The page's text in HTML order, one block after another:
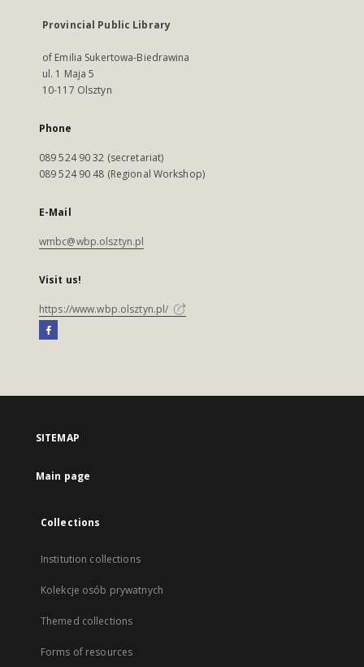
Provincial Public Library
of Emilia Sukertowa-Biedrawina
ul. 1 Maja 5
10-117 Olsztyn
Phone
089 524 90 32 (secretariat)
089 524 90 48 (Regional Workshop)
E-Mail
wmbc@wbp.olsztyn.pl
Visit us!
https://www.wbp.olsztyn.pl/
SITEMAP
Main page
Collections
Institution collections
Kolekcje osób prywatnych
Themed collections
Forms of resources